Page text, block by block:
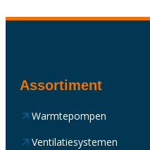
Assortiment
Warmtepompen
Ventilatiesystemen